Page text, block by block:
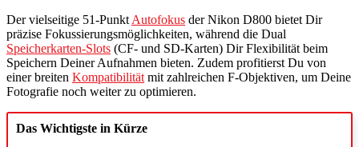
Der vielseitige 51-Punkt Autofokus der Nikon D800 bietet Dir
präzise Fokussierungsmöglichkeiten, während die Dual
Speicherkarten-Slots (CF- und SD-Karten) Dir Flexibilität beim
Speichern Deiner Aufnahmen bieten. Zudem profitierst Du von
einer breiten Kompatibilität mit zahlreichen F-Objektiven, um Deine
Fotografie noch weiter zu optimieren.
Das Wichtigste in Kürze